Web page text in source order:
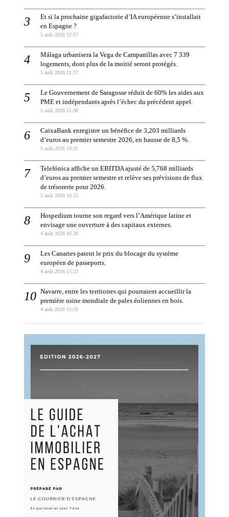
Et si la prochaine gigafactorie d’IA européenne s’installait
en Espagne ?
5 août 2026 12:57
Málaga urbanisera la Vega de Campanillas avec 7 339
logements, dont plus de la moitié seront protégés.
5 août 2026 11:57
Le Gouvernement de Saragosse réduit de 60% les aides aux
PME et indépendants après l’échec du précédent appel.
5 août 2026 11:38
CaixaBank enregistre un bénéfice de 3,203 milliards
d’euros au premier semestre 2026, en hausse de 8,5 %.
5 août 2026 10:31
Telefónica affiche un EBITDA ajusté de 5,768 milliards
d’euros au premier semestre et relève ses prévisions de flux
de trésorerie pour 2026.
5 août 2026 10:25
Hospedium tourne son regard vers l’Amérique latine et
envisage une ouverture à des capitaux externes.
4 août 2026 16:20
Les Canaries paient le prix du blocage du système
européen de passeports.
4 août 2026 15:23
Navarre, entre les territoires qui pourraient accueillir la
première usine mondiale de pales éoliennes en bois.
4 août 2026 11:31